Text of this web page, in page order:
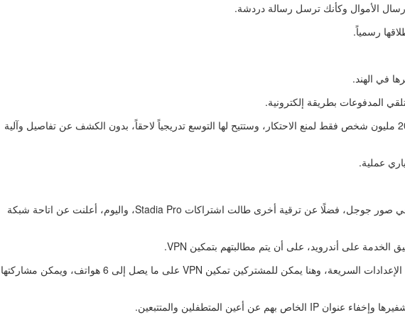
إرسال الأموال وكأنك ترسل رسالة دردشة.
رسمياً.
المدفوعات بطريقة إلكترونية.
والآن تواجه واتساب مشكلة! لدى الخدمة 400 مليون مستخدم نشط في الهند، وتحدد السلطات حد أقصى للمستفيدين من الخاصية بنحو 20 مليون شخص فقط لمنع الاحتكار، وستتيح لها التوسع تدريجياً لاحقاً، بدون الكشف عن تفاصيل وآلية
من الملاحظ أن جوجل تجعل خطط عضويتها في Google One أكثر جاذبية للمشتركين القادمين، حيث مؤخرًا، أعلنت عن ترقية مميزات في صور جوجل، فضلًا عن ترقية أخرى طالت اشتراكات Stadia Pro، واليوم، أعلنت عن اتاحة شبكة
بنفس الوقت، تشرح صفحة إعدادات VPN ما يمكن أن يتوقعه المستخدمون، على أن توفّر أيضًا خيارًا متقدمًا لإضافة تبديل سهل إلى لوحة الإعدادات السريعة، وهنا يمكن للمشتركين تمكين VPN على ما يصل إلى 6 هواتف، ويمكن مشاركتها